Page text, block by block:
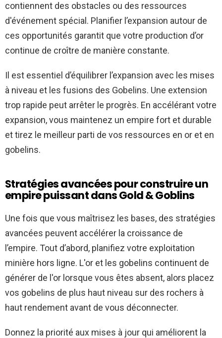
contiennent des obstacles ou des ressources
d'événement spécial. Planifier l’expansion autour de
ces opportunités garantit que votre production d’or
continue de croître de manière constante.
Il est essentiel d’équilibrer l’expansion avec les mises
à niveau et les fusions des Gobelins. Une extension
trop rapide peut arrêter le progrès. En accélérant votre
expansion, vous maintenez un empire fort et durable
et tirez le meilleur parti de vos ressources en or et en
gobelins.
Stratégies avancées pour construire un
empire puissant dans Gold & Goblins
Une fois que vous maîtrisez les bases, des stratégies
avancées peuvent accélérer la croissance de
l’empire. Tout d’abord, planifiez votre exploitation
minière hors ligne. L'or et les gobelins continuent de
générer de l'or lorsque vous êtes absent, alors placez
vos gobelins de plus haut niveau sur des rochers à
haut rendement avant de vous déconnecter.
Donnez la priorité aux mises à jour qui améliorent la